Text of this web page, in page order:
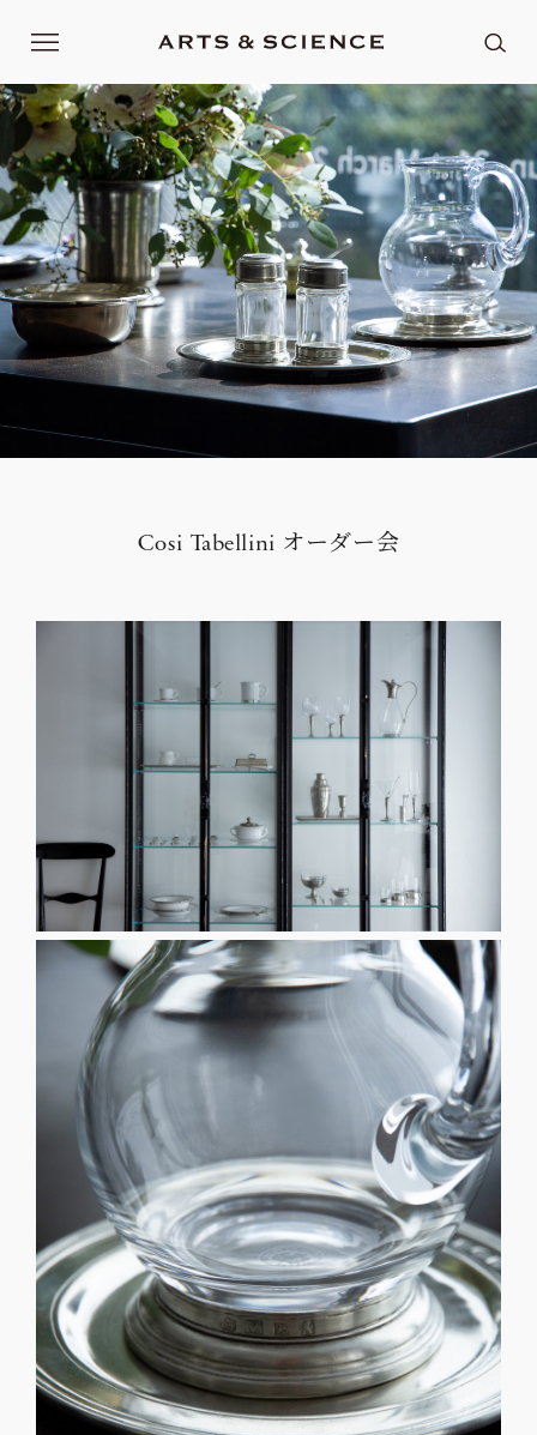
Cosi Tabellini オーダー会